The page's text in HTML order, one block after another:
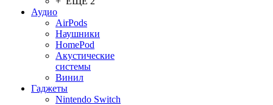
Аудио
AirPods
Наушники
HomePod
Акустические
системы
Винил
Гаджеты
Nintendo Switch